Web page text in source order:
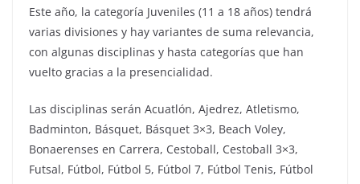
Este año, la categoría Juveniles (11 a 18 años) tendrá
varias divisiones y hay variantes de suma relevancia,
con algunas disciplinas y hasta categorías que han
vuelto gracias a la presencialidad.
Las disciplinas serán Acuatlón, Ajedrez, Atletismo,
Badminton, Básquet, Básquet 3×3, Beach Voley,
Bonaerenses en Carrera, Cestoball, Cestoball 3×3,
Futsal, Fútbol, Fútbol 5, Fútbol 7, Fútbol Tenis, Fútbol